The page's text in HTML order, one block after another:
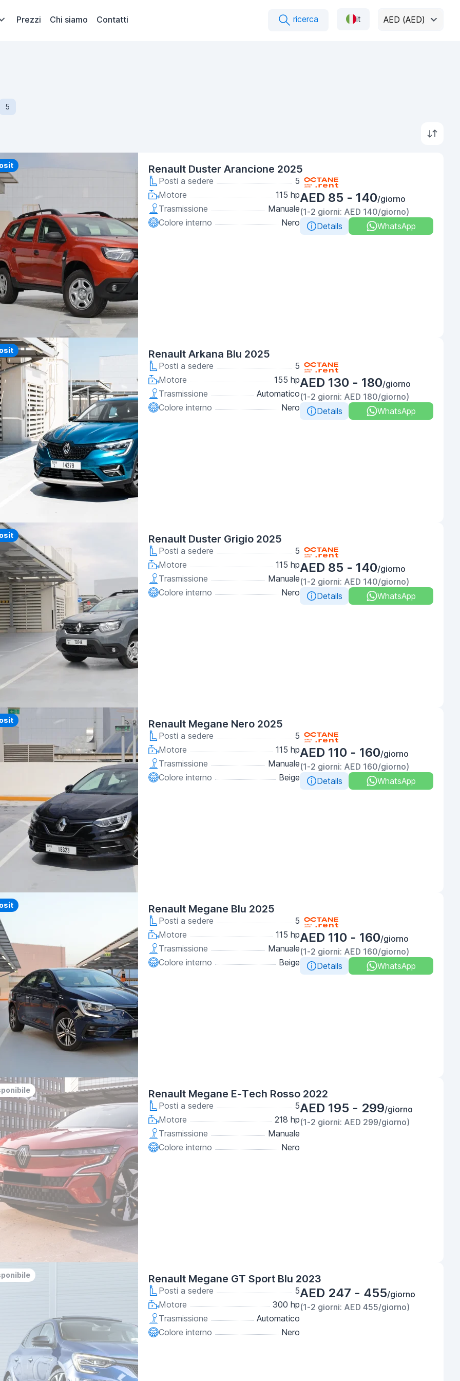
Prezzi Chi siamo Contatti ricerca it AED (AED)
5
Renault Duster Arancione 2025
Posti a sedere
5
Motore
115 hp
Trasmissione
Manuale
Colore interno
Nero
AED 85 - 140/giorno
(1-2 giorni: AED 140/giorno)
Details
WhatsApp
Renault Arkana Blu 2025
Posti a sedere
5
Motore
155 hp
Trasmissione
Automatico
Colore interno
Nero
AED 130 - 180/giorno
(1-2 giorni: AED 180/giorno)
Details
WhatsApp
Renault Duster Grigio 2025
Posti a sedere
5
Motore
115 hp
Trasmissione
Manuale
Colore interno
Nero
AED 85 - 140/giorno
(1-2 giorni: AED 140/giorno)
Details
WhatsApp
Renault Megane Nero 2025
Posti a sedere
5
Motore
115 hp
Trasmissione
Manuale
Colore interno
Beige
AED 110 - 160/giorno
(1-2 giorni: AED 160/giorno)
Details
WhatsApp
Renault Megane Blu 2025
Posti a sedere
5
Motore
115 hp
Trasmissione
Manuale
Colore interno
Beige
AED 110 - 160/giorno
(1-2 giorni: AED 160/giorno)
Details
WhatsApp
Renault Megane E-Tech Rosso 2022
Posti a sedere
5
Motore
218 hp
Trasmissione
Manuale
Colore interno
Nero
AED 195 - 299/giorno
(1-2 giorni: AED 299/giorno)
Renault Megane GT Sport Blu 2023
Posti a sedere
5
Motore
300 hp
Trasmissione
Automatico
Colore interno
Nero
AED 247 - 455/giorno
(1-2 giorni: AED 455/giorno)